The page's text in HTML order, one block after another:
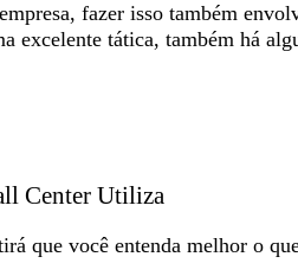
fazer isso também
excelente tática, também há
Center Utiliza
que você entenda melhor o